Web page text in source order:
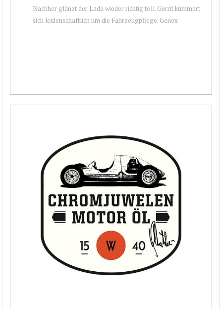
Nachher glänzt der Lada wieder richtig toll. Gerrit kümmert
sich leidenschaftlich um die Fahrzeugpflege. Genex